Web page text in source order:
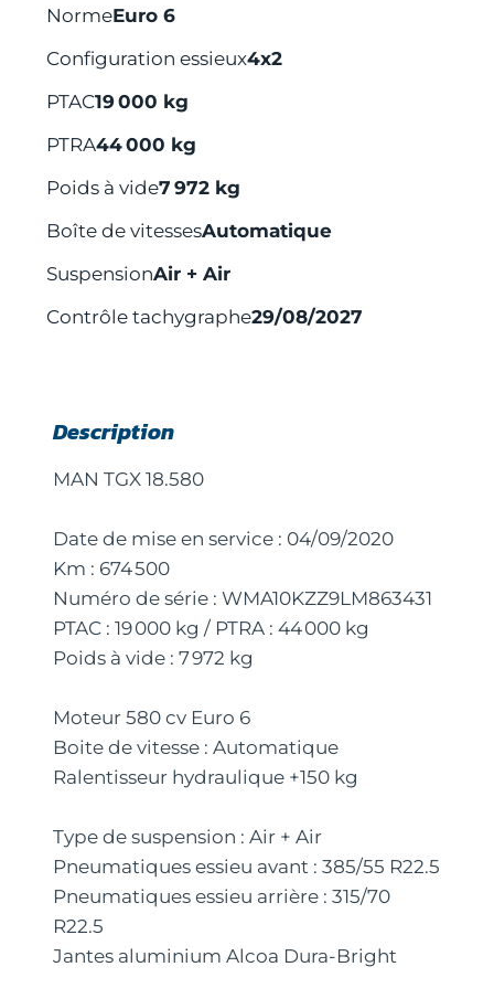
NormeEuro 6
Configuration essieux4x2
PTAC19 000 kg
PTRA44 000 kg
Poids à vide7 972 kg
Boîte de vitessesAutomatique
SuspensionAir + Air
Contrôle tachygraphe29/08/2027
Description
MAN TGX 18.580
Date de mise en service : 04/09/2020
Km : 674 500
Numéro de série : WMA10KZZ9LM863431
PTAC : 19 000 kg / PTRA : 44 000 kg
Poids à vide : 7 972 kg
Moteur 580 cv Euro 6
Boite de vitesse : Automatique
Ralentisseur hydraulique +150 kg
Type de suspension : Air + Air
Pneumatiques essieu avant : 385/55 R22.5
Pneumatiques essieu arrière : 315/70
R22.5
Jantes aluminium Alcoa Dura-Bright